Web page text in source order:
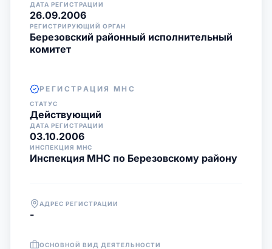
ДАТА РЕГИСТРАЦИИ
26.09.2006
РЕГИСТРИРУЮЩИЙ ОРГАН
Березовский районный исполнительный
комитет
РЕГИСТРАЦИЯ МНС
СТАТУС
Действующий
ДАТА РЕГИСТРАЦИИ
03.10.2006
ИНСПЕКЦИЯ МНС
Инспекция МНС по Березовскому району
АДРЕС РЕГИСТРАЦИИ
-
ОСНОВНОЙ ВИД ДЕЯТЕЛЬНОСТИ